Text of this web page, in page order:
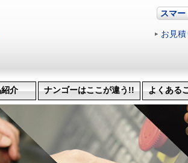
スマ
お見
介
工
化機械
開発
術
ナンゴーはここが違う!!
よくある